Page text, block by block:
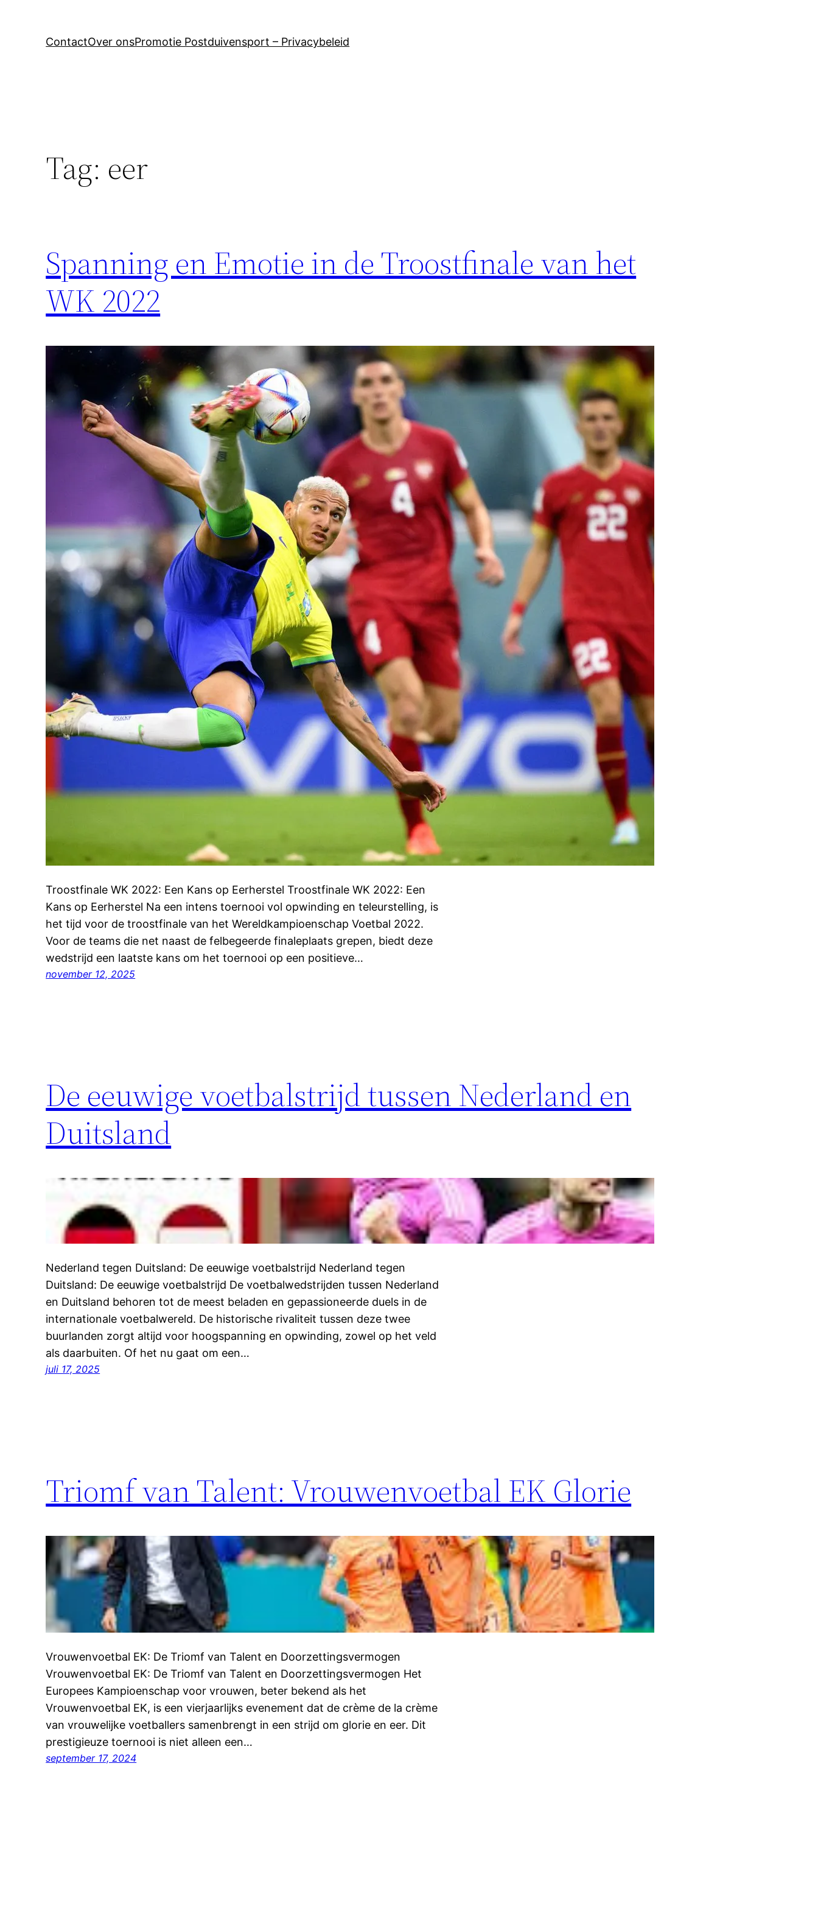
ContactOver onsPromotie Postduivensport – Privacybeleid
Tag: eer
Spanning en Emotie in de Troostfinale van het
WK 2022
Troostfinale WK 2022: Een Kans op Eerherstel Troostfinale WK 2022: Een
Kans op Eerherstel Na een intens toernooi vol opwinding en teleurstelling, is
het tijd voor de troostfinale van het Wereldkampioenschap Voetbal 2022.
Voor de teams die net naast de felbegeerde finaleplaats grepen, biedt deze
wedstrijd een laatste kans om het toernooi op een positieve…
november 12, 2025
De eeuwige voetbalstrijd tussen Nederland en
Duitsland
Nederland tegen Duitsland: De eeuwige voetbalstrijd Nederland tegen
Duitsland: De eeuwige voetbalstrijd De voetbalwedstrijden tussen Nederland
en Duitsland behoren tot de meest beladen en gepassioneerde duels in de
internationale voetbalwereld. De historische rivaliteit tussen deze twee
buurlanden zorgt altijd voor hoogspanning en opwinding, zowel op het veld
als daarbuiten. Of het nu gaat om een…
juli 17, 2025
Triomf van Talent: Vrouwenvoetbal EK Glorie
Vrouwenvoetbal EK: De Triomf van Talent en Doorzettingsvermogen
Vrouwenvoetbal EK: De Triomf van Talent en Doorzettingsvermogen Het
Europees Kampioenschap voor vrouwen, beter bekend als het
Vrouwenvoetbal EK, is een vierjaarlijks evenement dat de crème de la crème
van vrouwelijke voetballers samenbrengt in een strijd om glorie en eer. Dit
prestigieuze toernooi is niet alleen een…
september 17, 2024